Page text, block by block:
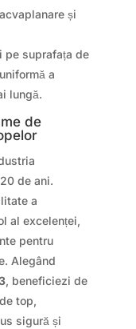
și
pe suprafața de
a
lungă.
de
de ani.
a
al excelenței,
pentru
Alegând
, beneficiezi de
top,
sigură și